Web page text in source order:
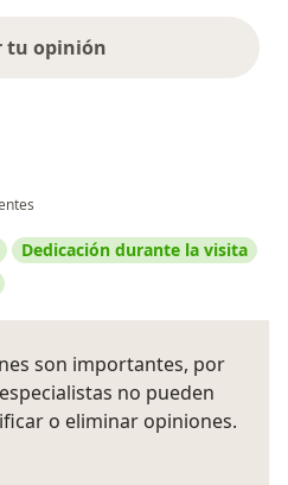
tu opinión
Dedicación durante la visita
son importantes, por
no pueden
o eliminar opiniones.